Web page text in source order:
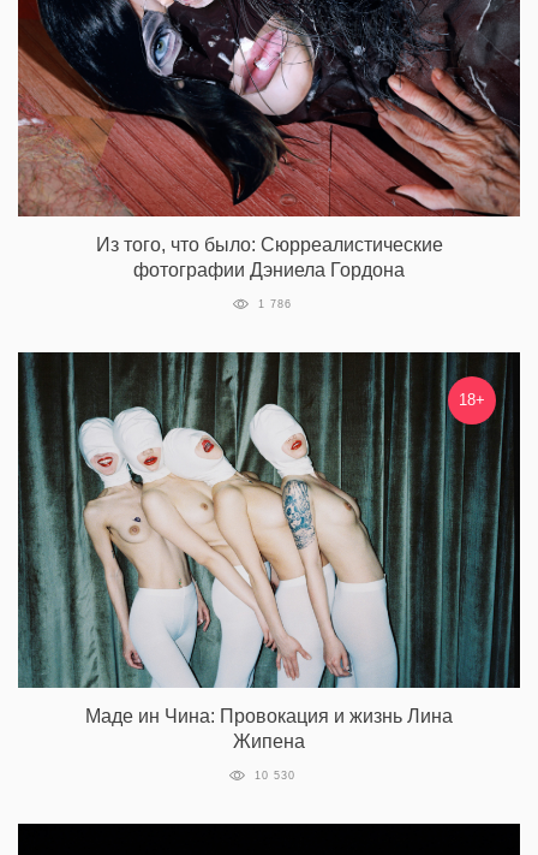
Из того, что было: Сюрреалистические
фотографии Дэниела Гордона
1 786
18+
Маде ин Чина: Провокация и жизнь Лина
Жипена
10 530